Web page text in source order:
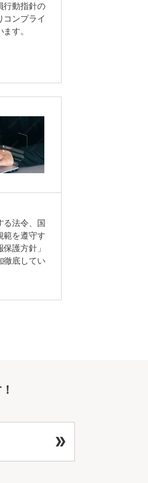
行動指針の
コンプライ
す。
る法令、国
範を遵守す
護方針」
徹底してい